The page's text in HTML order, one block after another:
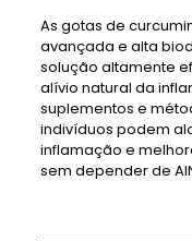
As gotas de
avançada e alta
solução altamente
alívio natural da
suplementos e
indivíduos podem
inflamação e
sem depender de